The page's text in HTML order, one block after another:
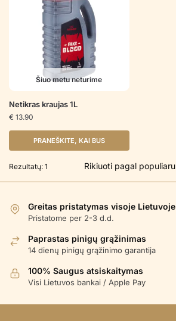
Šiuo metu neturime
Netikras kraujas 1L
€ 13.90
PRANEŠKITE, KAI BUS
Rezultatų: 1
Greitas pristatymas visoje Lietuvoje
Pristatome per 2-3 d.d.
Paprastas pinigų grąžinimas
14 dienų pinigų grąžinimo garantija
100% Saugus atsiskaitymas
Visi Lietuvos bankai / Apple Pay